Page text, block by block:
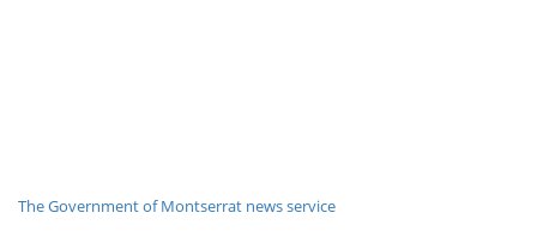
The Government of Montserrat news service